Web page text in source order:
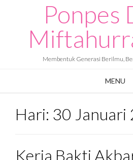
Ponpes
Membentuk Generasi Berilmu,
MENU
Hari: 30 Januari
Kerja Bakti